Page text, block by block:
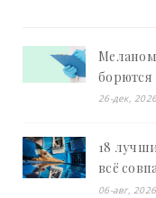
26-дек, 2026
18
всё
06-авг, 2026